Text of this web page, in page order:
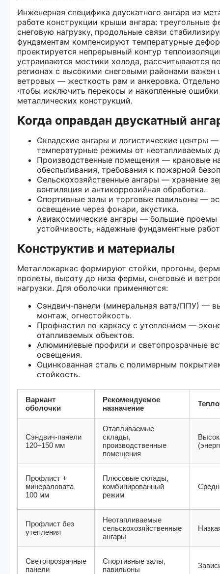
Инженерная специфика двускатного ангара из
работе конструкции крыши ангара: треугольные
снеговую нагрузку, продольные связи
фундаментам компенсируют температурные
проектируется непрерывный контур
устраиваются мостики холода, рассчитываются
регионах с высокими снеговыми районами важен
ветровых — жесткость рам и анкеровка.
чтобы исключить перекосы и накопленные
металлических конструкций.
Когда оправдан двускатный
Складские ангары и логистические центры
температурные режимы от неотапливаемых
Производственные помещения — крановые
обеспыливания, требования к пожарной
Сельскохозяйственные ангары — хранение
вентиляция и антикоррозийная обработка.
Спортивные залы и торговые павильоны —
освещение через фонари, акустика.
Авиакосмические ангары — большие проемы
устойчивость, надежные фундаментные
Конструктив и материалы
Металлокаркас формируют стойки, прогоны,
пролеты, высоту до низа фермы, снеговые и
нагрузки. Для оболочки применяются:
Сэндвич-панели (минеральная вата/ППУ) —
монтаж, огнестойкость.
Профнастил по каркасу с утеплением —
отапливаемых объектов.
Алюминиевые профили и светопрозрачные
освещения.
Оцинкованная сталь с полимерным
стойкость.
Вариант
оболочки
Рекомендуемое
назначение
Сэндвич-панели
120–150 мм
Отапливаемые
склады,
производственные
помещения
Профлист +
минераловата
100 мм
Плюсовые склады,
комбинированный
режим
Профлист без
утепления
Неотапливаемые
сельскохозяйственные
ангары
Светопрозрачные
панели
Спортивные залы,
павильоны